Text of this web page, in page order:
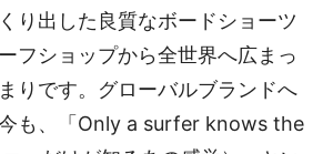
り出した良質なボードショーツ
フショップから全世界へ広まっ
りです。グローバルブランドへ
も、「Only a surfer knows the